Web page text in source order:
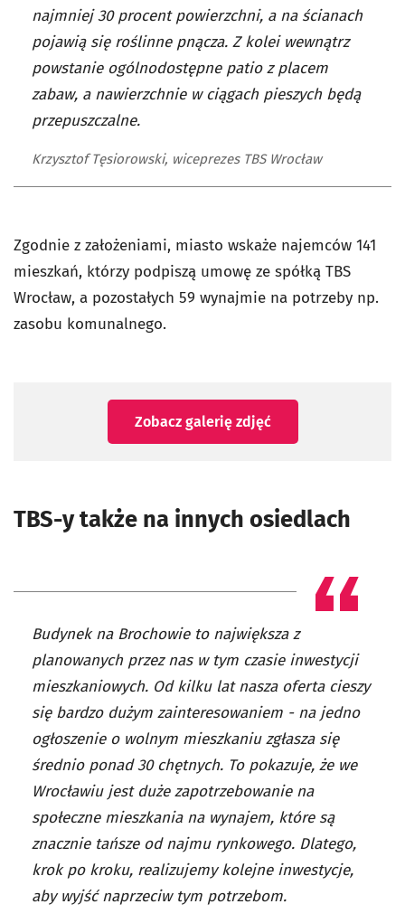
najmniej 30 procent powierzchni, a na ścianach
pojawią się roślinne pnącza. Z kolei wewnątrz
powstanie ogólnodostępne patio z placem
zabaw, a nawierzchnie w ciągach pieszych będą
przepuszczalne.
Krzysztof Tęsiorowski, wiceprezes TBS Wrocław
Zgodnie z założeniami, miasto wskaże najemców 141
mieszkań, którzy podpiszą umowę ze spółką TBS
Wrocław, a pozostałych 59 wynajmie na potrzeby np.
zasobu komunalnego.
Zobacz galerię zdjęć
TBS-y także na innych osiedlach
Budynek na Brochowie to największa z
planowanych przez nas w tym czasie inwestycji
mieszkaniowych. Od kilku lat nasza oferta cieszy
się bardzo dużym zainteresowaniem - na jedno
ogłoszenie o wolnym mieszkaniu zgłasza się
średnio ponad 30 chętnych. To pokazuje, że we
Wrocławiu jest duże zapotrzebowanie na
społeczne mieszkania na wynajem, które są
znacznie tańsze od najmu rynkowego. Dlatego,
krok po kroku, realizujemy kolejne inwestycje,
aby wyjść naprzeciw tym potrzebom.